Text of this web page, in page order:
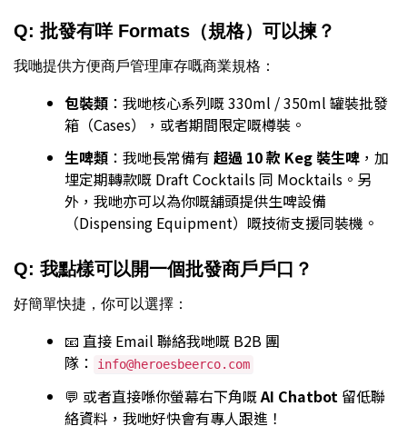
Q: 批發有咩 Formats（規格）可以揀？
我哋提供方便商戶管理庫存嘅商業規格：
包裝類 ：我哋核心系列嘅 330ml / 350ml 罐裝批發
箱（Cases），或者期間限定嘅樽裝。
生啤類 ：我哋長常備有 超過 10 款 Keg 裝生啤 ，加
埋定期轉款嘅 Draft Cocktails 同 Mocktails。另
外，我哋亦可以為你嘅舖頭提供生啤設備
（Dispensing Equipment）嘅技術支援同裝機。
Q: 我點樣可以開一個批發商戶戶口？
好簡單快捷，你可以選擇：
📧 直接 Email 聯絡我哋嘅 B2B 團
隊：
info@heroesbeerco.com
💬 或者直接喺你螢幕右下角嘅AI Chatbot 留低聯
絡資料，我哋好快會有專人跟進！